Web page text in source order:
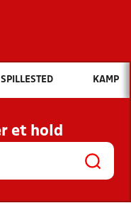
vil du søge efter?
OG NYHEDER
KLUBBER OG
SPILLESTED KAMP
et hold